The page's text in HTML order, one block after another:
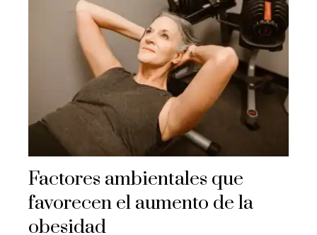
Factores ambientales que
favorecen el aumento de la
obesidad